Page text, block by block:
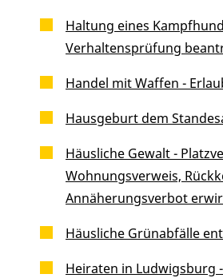
Haltung eines
Verhaltensprüfung
Handel mit Waffen -
Hausgeburt dem
Häusliche Gewalt -
Wohnungsverweis,
Annäherungsverbot
Häusliche Grünabfälle
Heiraten in Ludwigsburg